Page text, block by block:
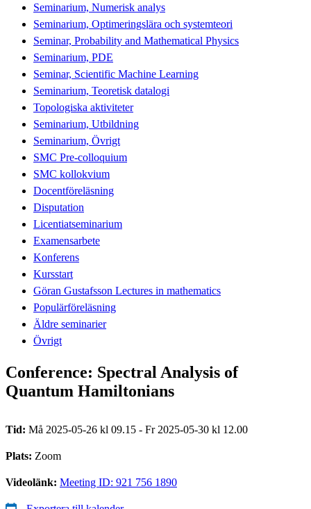
Seminarium, Numerisk analys
Seminarium, Optimeringslära och systemteori
Seminar, Probability and Mathematical Physics
Seminarium, PDE
Seminar, Scientific Machine Learning
Seminarium, Teoretisk datalogi
Topologiska aktiviteter
Seminarium, Utbildning
Seminarium, Övrigt
SMC Pre-colloquium
SMC kollokvium
Docentföreläsning
Disputation
Licentiatseminarium
Examensarbete
Konferens
Kursstart
Göran Gustafsson Lectures in mathematics
Populärföreläsning
Äldre seminarier
Övrigt
Conference: Spectral Analysis of
Quantum Hamiltonians
Tid: Må 2025-05-26 kl 09.15 - Fr 2025-05-30 kl 12.00
Plats: Zoom
Videolänk: Meeting ID: 921 756 1890